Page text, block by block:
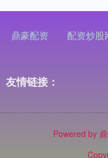
鼎豪配资 配资炒股
友情链接：
Powered by